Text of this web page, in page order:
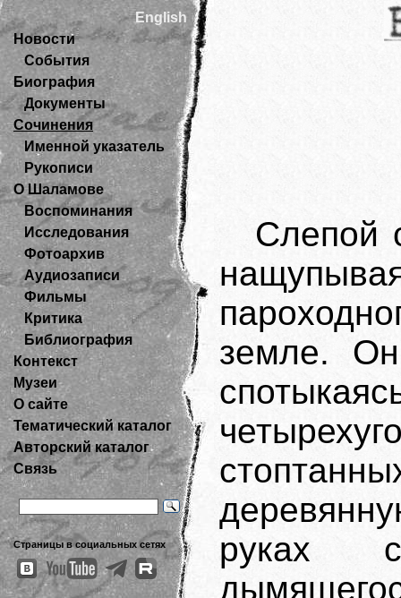
English
Новости
События
Биография
Документы
Сочинения
Именной указатель
Рукописи
О Шаламове
Воспоминания
Исследования
Фотоархив
Аудиозаписи
Фильмы
Критика
Библиография
Контекст
Музеи
О сайте
Тематический каталог
Авторский каталог
Связь
Страницы в социальных сетях
Слепой
земле.
руках